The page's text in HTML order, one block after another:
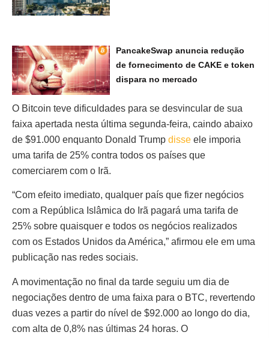
PancakeSwap anuncia redução
de fornecimento de CAKE e token
dispara no mercado
O Bitcoin teve dificuldades para se desvincular de sua
faixa apertada nesta última segunda-feira, caindo abaixo
de $91.000 enquanto Donald Trump disse ele imporia
uma tarifa de 25% contra todos os países que
comerciarem com o Irã.
“Com efeito imediato, qualquer país que fizer negócios
com a República Islâmica do Irã pagará uma tarifa de
25% sobre quaisquer e todos os negócios realizados
com os Estados Unidos da América,” afirmou ele em uma
publicação nas redes sociais.
A movimentação no final da tarde seguiu um dia de
negociações dentro de uma faixa para o BTC, revertendo
duas vezes a partir do nível de $92.000 ao longo do dia,
com alta de 0,8% nas últimas 24 horas. O